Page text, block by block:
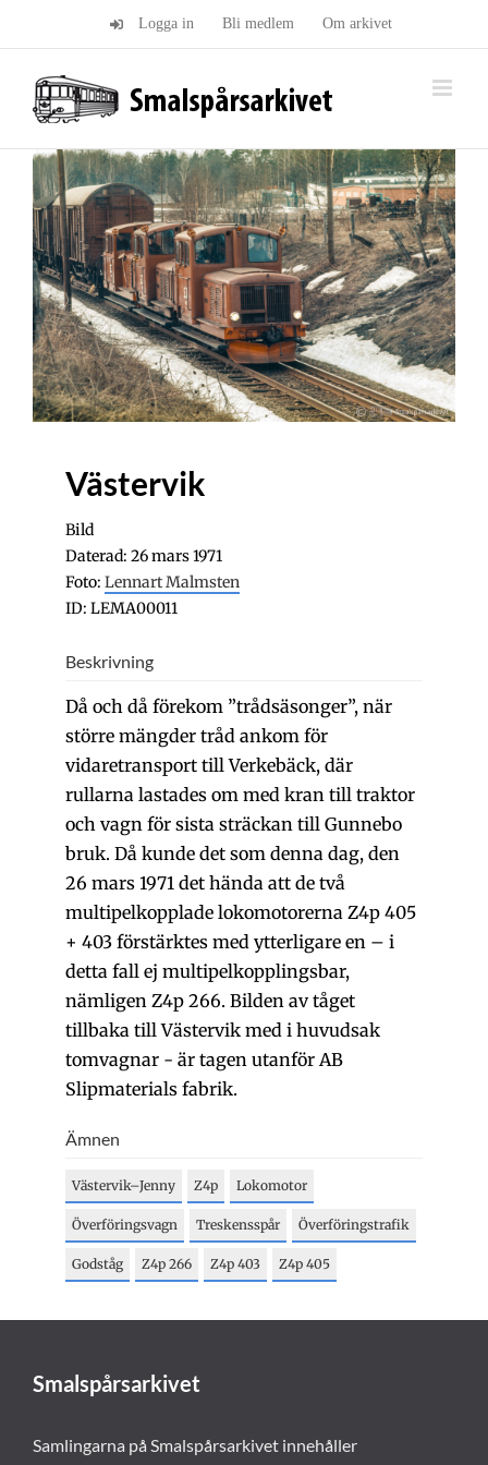
Logga in Bli medlem Om arkivet
Västervik
Bild
Daterad: 26 mars 1971
Foto: Lennart Malmsten
ID: LEMA00011
Beskrivning
Då och då förekom ”trådsäsonger”, när
större mängder tråd ankom för
vidaretransport till Verkebäck, där
rullarna lastades om med kran till traktor
och vagn för sista sträckan till Gunnebo
bruk. Då kunde det som denna dag, den
26 mars 1971 det hända att de två
multipelkopplade lokomotorerna Z4p 405
+ 403 förstärktes med ytterligare en – i
detta fall ej multipelkopplingsbar,
nämligen Z4p 266. Bilden av tåget
tillbaka till Västervik med i huvudsak
tomvagnar - är tagen utanför AB
Slipmaterials fabrik.
Ämnen
Västervik–Jenny Z4p Lokomotor
Överföringsvagn Treskensspår Överföringstrafik
Godståg Z4p 266 Z4p 403 Z4p 405
Smalspårsarkivet
Samlingarna på Smalspårsarkivet innehåller